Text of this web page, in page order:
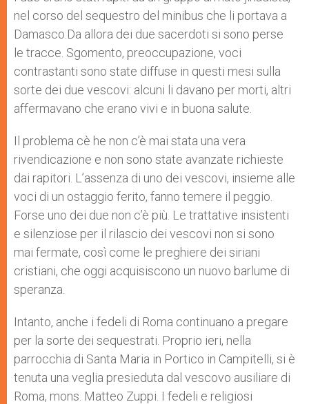
nel corso del sequestro del minibus che li portava a
Damasco.Da allora dei due sacerdoti si sono perse
le tracce. Sgomento, preoccupazione, voci
contrastanti sono state diffuse in questi mesi sulla
sorte dei due vescovi: alcuni li davano per morti, altri
affermavano che erano vivi e in buona salute.
Il problema cè he non c’è mai stata una vera
rivendicazione e non sono state avanzate richieste
dai rapitori. L’assenza di uno dei vescovi, insieme alle
voci di un ostaggio ferito, fanno temere il peggio.
Forse uno dei due non c’è più. Le trattative insistenti
e silenziose per il rilascio dei vescovi non si sono
mai fermate, così come le preghiere dei siriani
cristiani, che oggi acquisiscono un nuovo barlume di
speranza.
Intanto, anche i fedeli di Roma continuano a pregare
per la sorte dei sequestrati. Proprio ieri, nella
parrocchia di Santa Maria in Portico in Campitelli, si è
tenuta una veglia presieduta dal vescovo ausiliare di
Roma, mons. Matteo Zuppi. I fedeli e religiosi